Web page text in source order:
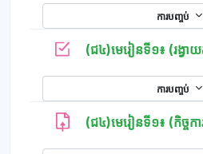
ការបញ្ចប់
(ជ៤)មេរៀនទី១៖ (រង្វា
ការបញ្ចប់
(ជ៤)មេរៀនទី១៖ (កិច្ចក